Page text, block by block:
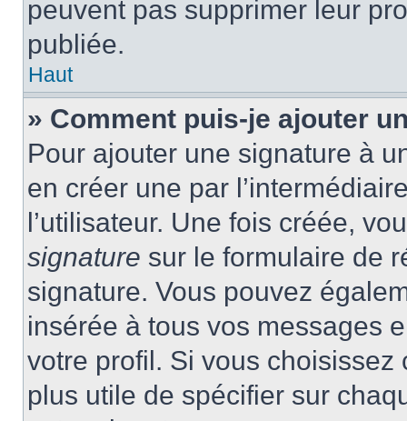
peuvent pas supprimer leur
publiée.
Haut
» Comment puis-je ajouter
Pour ajouter une signature à
en créer une par
l’utilisateur. Une fois créée,
signature sur le formulaire de
signature. Vous pouvez
insérée à tous vos messages
votre profil. Si vous
plus utile de spécifier sur